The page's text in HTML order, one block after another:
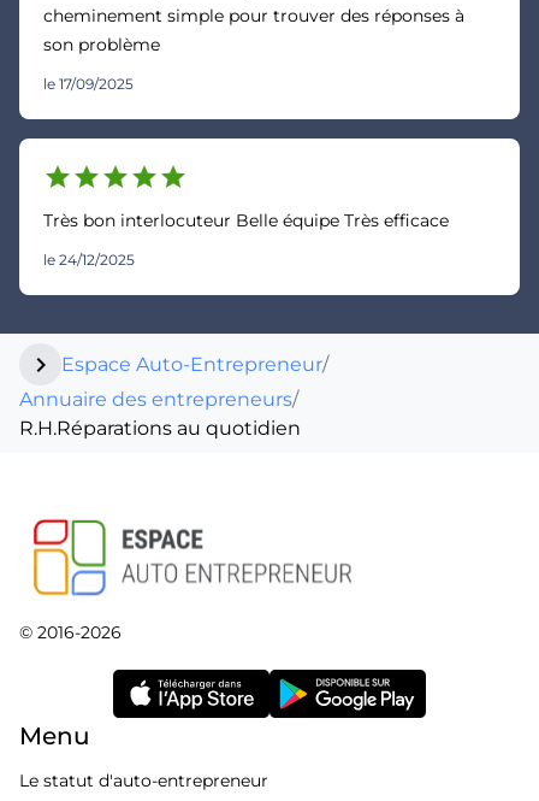
cheminement simple pour trouver des réponses à
son problème
le 17/09/2025
starstarstarstarstar
Très bon interlocuteur Belle équipe Très efficace
le 24/12/2025
chevron_right Espace Auto-Entrepreneur/
Annuaire des entrepreneurs/
R.H.Réparations au quotidien
© 2016-2026
Menu
Le statut d'auto-entrepreneur